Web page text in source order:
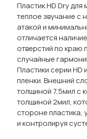
Пластик HD Dry
теплое звучание
атакой и
отличается
отверстий по краю
случайные
Пластики серии HD
пленки. Внешний
толщиной 7,5мил с
толщиной 2мил,
стороне пластика,
и контролируя